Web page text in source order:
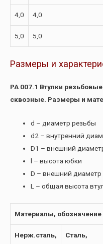
4,0 4,0
5,0 5,0
Размеры и
РА 007.1 Втулки
сквозные. Размеры и
d – диаметр резьбы
d2 – внутренний
D1 – внешний
l – высота юбки
D – внешний диаметр
L – общая высота
Материалы, обозначение
Нерж.сталь,
Сталь,